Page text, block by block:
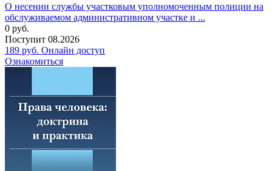
О несении службы участковым уполномоченным полиции на
обслуживаемом административном участке и ...
0 руб.
Поступит 08.2026
189 руб. Онлайн доступ
Ознакомиться